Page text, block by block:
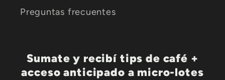
Preguntas frecuentes
Sumate y recibí tips de café +
acceso anticipado a micro-lotes